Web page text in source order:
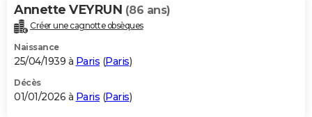
Alimentation
Guide de la santé
Maladies
Médicaments
Sommeil
VOYAGE
Destinations
City break
Voyage nature
Voyage de noces
Forum
Climat
+PHOTO
GUIDES D'ACHAT
BONS PLANS
Annette VEYRUN (86 ans)
Créer une cagnotte obsèques
Naissance
25/04/1939 à Paris (Paris)
Décès
01/01/2026 à Paris (Paris)